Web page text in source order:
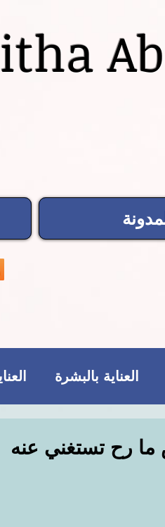
العناية بالبشرة
ما رح تستغني عنه